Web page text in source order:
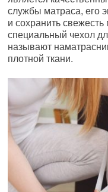
службы матраса, его
и сохранить
специальный чехол
называют
плотной ткани.